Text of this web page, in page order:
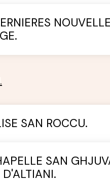
SAN ROCCU.
SAN